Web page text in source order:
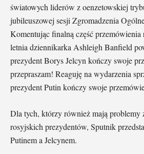
światowych liderów z oenzetowskiej
jubileuszowej sesji Zgromadzenia
Komentując finalną część
letnia dziennikarka Ashleigh Banfield
prezydent Borys Jelcyn kończy swoje
przepraszam! Reaguję na wydarzenia
prezydent Putin kończy swoje
Dla tych, którzy również mają problemy
rosyjskich prezydentów, Sputnik
Putinem a Jelcynem.